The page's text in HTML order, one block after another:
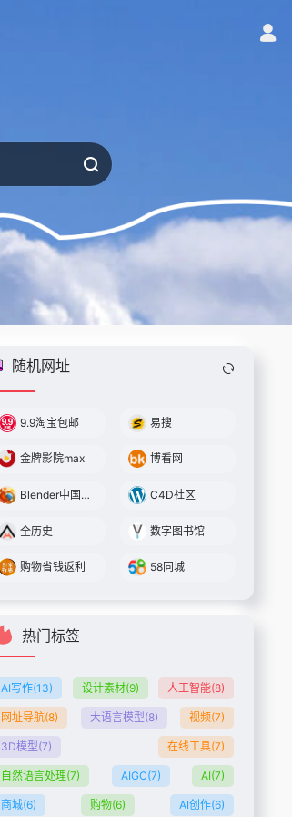
随机网址
9.9淘宝包邮 易搜
金牌影院max 博看网
Blender中国社区 C4D社区
全历史 数字图书馆
购物省钱返利 58同城
热门标签
AI写作(13) 设计素材(9) 人工智能(8)
网址导航(8) 大语言模型(8) 视频(7)
3D模型(7) 在线工具(7)
自然语言处理(7) AIGC(7) AI(7)
商城(6) 购物(6) AI创作(6)